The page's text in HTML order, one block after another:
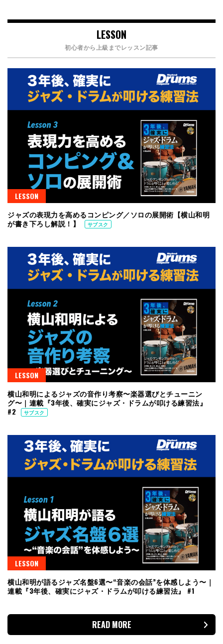
LESSON
初心者から上級までレッスン記事
LESSON
ジャズの表現力を高めるコンピング／ソロの展開術【横山和明
が書き下ろし解説！】
サブスク
LESSON
横山和明によるジャズの音作り考察〜楽器選びとチューニン
グ〜｜連載『3年後、確実にジャズ・ドラムが叩ける練習法』
#2
サブスク
LESSON
横山和明が語るジャズ名盤6選〜“音楽の会話”を体感しよう〜｜
連載『3年後、確実にジャズ・ドラムが叩ける練習法』 #1
READ MORE